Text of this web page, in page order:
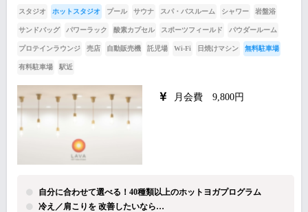
スタジオ ホットスタジオ プール サウナ スパ・バスルーム シャワー 岩盤浴
サンドバッグ パワーラック 酸素カプセル スポーツフィールド パウダールーム
プロテインラウンジ 売店 自動販売機 託児場 Wi-Fi 日焼けマシン 無料駐車場
有料駐車場 駅近
月会費 9,800円
自分に合わせて選べる！40種類以上のホットヨガプログラム
冷え／肩こりを 改善したいなら…